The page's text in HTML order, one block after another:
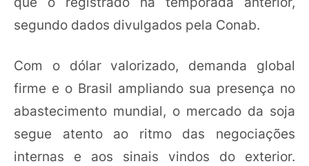
segundo dados divulgados pela Conab.
Com o dólar valorizado, demanda global
firme e o Brasil ampliando sua presença no
abastecimento mundial, o mercado da soja
segue atento ao ritmo das negociações
internas e aos sinais vindos do exterior.